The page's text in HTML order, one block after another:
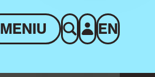
MENIU EN